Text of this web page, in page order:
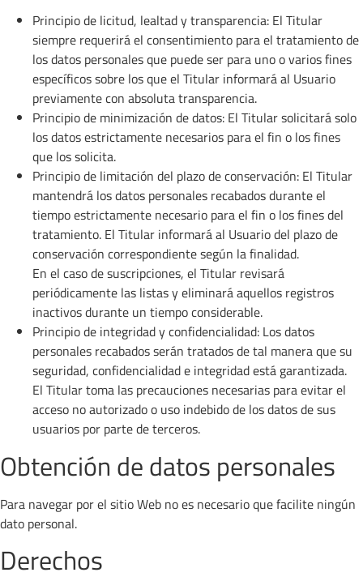
Principio de licitud, lealtad y transparencia: El Titular
siempre requerirá el consentimiento para el tratamiento de
los datos personales que puede ser para uno o varios fines
específicos sobre los que el Titular informará al Usuario
previamente con absoluta transparencia.
Principio de minimización de datos: El Titular solicitará solo
los datos estrictamente necesarios para el fin o los fines
que los solicita.
Principio de limitación del plazo de conservación: El Titular
mantendrá los datos personales recabados durante el
tiempo estrictamente necesario para el fin o los fines del
tratamiento. El Titular informará al Usuario del plazo de
conservación correspondiente según la finalidad.
En el caso de suscripciones, el Titular revisará
periódicamente las listas y eliminará aquellos registros
inactivos durante un tiempo considerable.
Principio de integridad y confidencialidad: Los datos
personales recabados serán tratados de tal manera que su
seguridad, confidencialidad e integridad está garantizada.
El Titular toma las precauciones necesarias para evitar el
acceso no autorizado o uso indebido de los datos de sus
usuarios por parte de terceros.
Obtención de datos personales
Para navegar por el sitio Web no es necesario que facilite ningún
dato personal.
Derechos